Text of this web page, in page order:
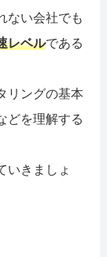
ない会社でも
レベルである
リングの基本
どを理解する
いきましょ